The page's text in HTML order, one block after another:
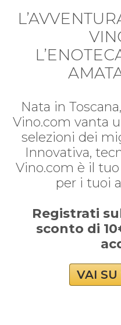
Nata in
Vino.com vanta
selezioni dei
Innovativa,
Vino.com è il
per i tuoi
Registrati
sconto di
VAI SU